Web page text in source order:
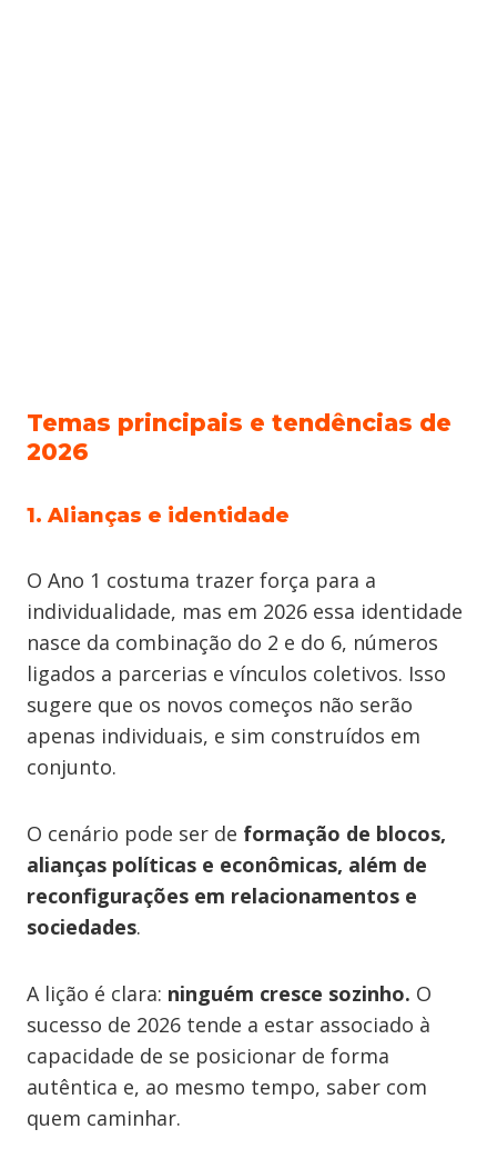
Temas principais e tendências de
2026
1. Alianças e identidade
O Ano 1 costuma trazer força para a
individualidade, mas em 2026 essa identidade
nasce da combinação do 2 e do 6, números
ligados a parcerias e vínculos coletivos. Isso
sugere que os novos começos não serão
apenas individuais, e sim construídos em
conjunto.
O cenário pode ser de formação de blocos,
alianças políticas e econômicas, além de
reconfigurações em relacionamentos e
sociedades.
A lição é clara: ninguém cresce sozinho. O
sucesso de 2026 tende a estar associado à
capacidade de se posicionar de forma
autêntica e, ao mesmo tempo, saber com
quem caminhar.